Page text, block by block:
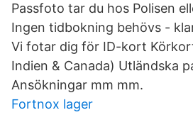
Passfoto tar du hos Polisen
Ingen tidbokning behövs -
Vi fotar dig för ID-kort
Indien & Canada) Utländska
Ansökningar mm mm.
Fortnox lager